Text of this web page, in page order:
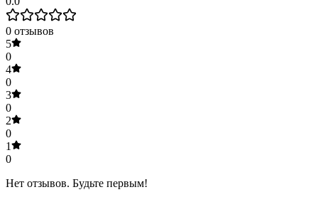
0 отзывов
5
0
4
0
3
0
2
0
1
0
Нет отзывов. Будьте первым!